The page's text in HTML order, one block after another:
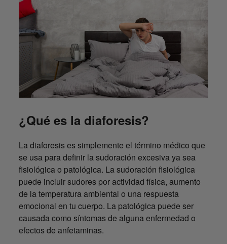
¿Qué es la diaforesis?
La diaforesis es simplemente el término médico que
se usa para definir la sudoración excesiva ya sea
fisiológica o patológica. La sudoración fisiológica
puede incluir sudores por actividad física, aumento
de la temperatura ambiental o una respuesta
emocional en tu cuerpo. La patológica puede ser
causada como síntomas de alguna enfermedad o
efectos de anfetaminas.